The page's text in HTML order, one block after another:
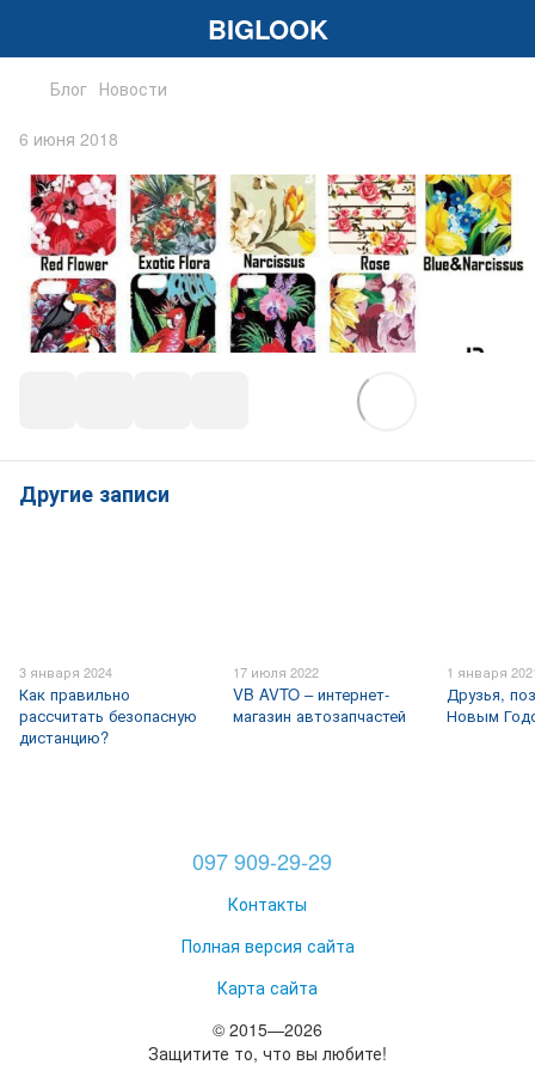
BIGLOOK
Блог Новости
6 июня 2018
Другие записи
3 января 2024
Как правильно
рассчитать безопасную
дистанцию?
17 июля 2022
VB AVTO – интернет-
магазин автозапчастей
1 января
Друзья,
Новым
097 909-29-29
Контакты
Полная версия сайта
Карта сайта
© 2015—2026
Защитите то, что вы любите!